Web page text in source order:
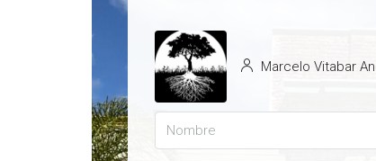
Marcelo Vitabar